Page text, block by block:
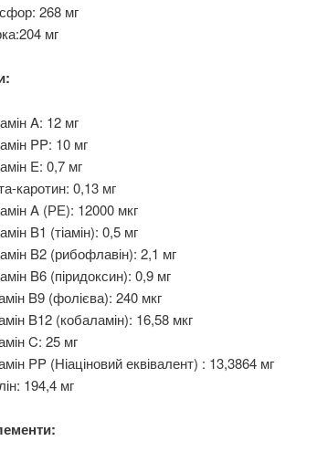
268 мг
мг
A: 12 мг
PP: 10 мг
E: 0,7 мг
каротин: 0,13 мг
A (РЕ): 12000 мкг
B1 (тіамін): 0,5 мг
B2 (рибофлавін): 2,1 мг
B6 (піридоксин): 0,9 мг
B9 (фолієва): 240 мкг
B12 (кобаламін): 16,58 мкг
C: 25 мг
PP (Ніаціновий еквівалент) : 13,3864 мг
194,4 мг